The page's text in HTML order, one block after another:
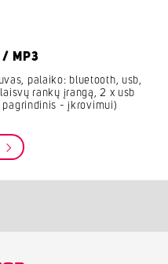
/ MP3
palaiko: bluetooth, usb,
rankų įrangą, 2 x usb
pagrindinis - įkrovimui)